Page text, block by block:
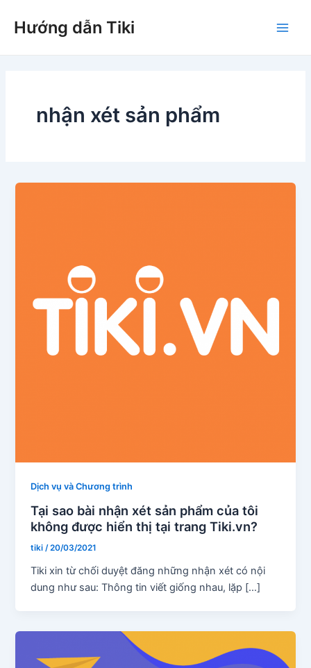
Hướng dẫn Tiki
nhận xét sản phẩm
Dịch vụ và Chương trình
Tại sao bài nhận xét sản phẩm của tôi
không được hiển thị tại trang Tiki.vn?
tiki/20/03/2021
Tiki xin từ chối duyệt đăng những nhận xét có nội
dung như sau: Thông tin viết giống nhau, lặp […]